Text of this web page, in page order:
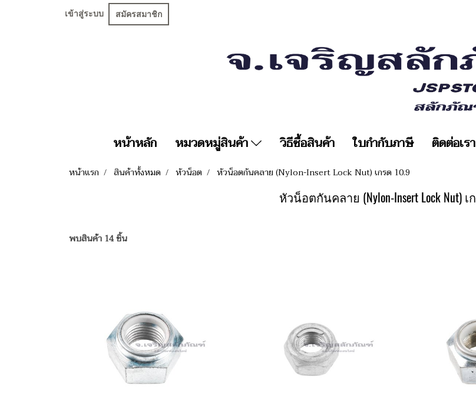
เข้าสู่ระบบ สมัครสมาชิก
หน้าหลัก หมวดหมู่สินค้า วิธีซื้อสินค้า ใบกำกับภาษี ติดต่อเรา
หน้าแรก สินค้าทั้งหมด หัวน็อต หัวน็อตกันคลาย (Nylon-Insert Lock Nut) เกรด 10.9
หัวน็อตกันคลาย (Nylon-Insert Lock Nut) เ
พบสินค้า 14 ชิ้น